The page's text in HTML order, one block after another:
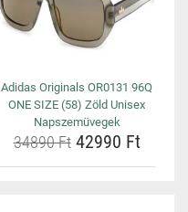
Adidas Originals OR0131 96Q
ONE SIZE (58) Zöld Unisex
Napszemüvegek
34890 Ft42990 Ft